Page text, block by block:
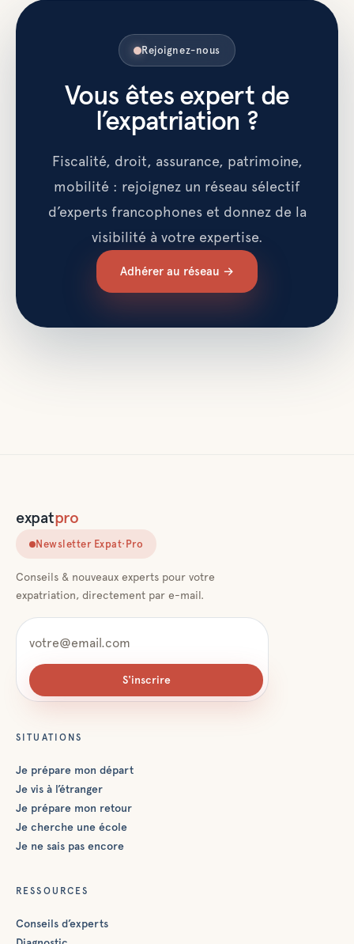
Rejoignez-nous
Vous êtes expert de
l’expatriation ?
Fiscalité, droit, assurance, patrimoine,
mobilité : rejoignez un réseau sélectif
d’experts francophones et donnez de la
visibilité à votre expertise.
Adhérer au réseau →
expatpro
Newsletter Expat·Pro
Conseils & nouveaux experts pour votre
expatriation, directement par e-mail.
S'inscrire
SITUATIONS
Je prépare mon départ
Je vis à l’étranger
Je prépare mon retour
Je cherche une école
Je ne sais pas encore
RESSOURCES
Conseils d’experts